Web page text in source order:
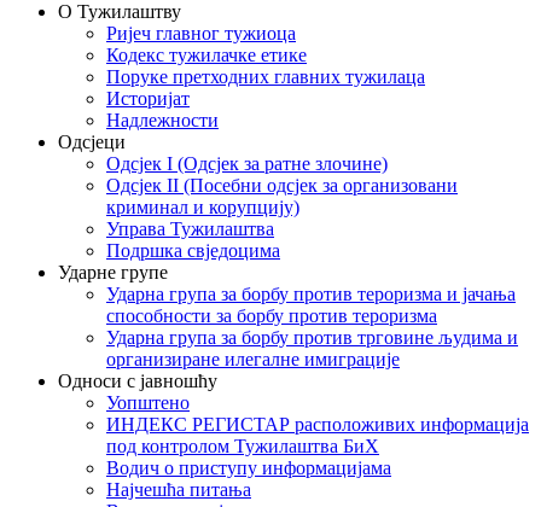
О Тужилаштву
Ријеч главног тужиоца
Кодекс тужилачке етике
Поруке претходних главних тужилаца
Историјат
Надлежности
Одсјеци
Одсјек I (Одсјек за ратне злочине)
Одсјек II (Посебни одсјек за организовани
криминал и корупцију)
Управа Тужилаштва
Подршка свједоцима
Ударне групе
Ударна група за борбу против тероризма и јачања
способности за борбу против тероризма
Ударна група за борбу против трговине људима и
организиране илегалне имиграције
Односи с јавношћу
Уопштено
ИНДЕКС РЕГИСТАР расположивих информација
под контролом Тужилаштва БиХ
Водич о приступу информацијама
Најчешћа питања